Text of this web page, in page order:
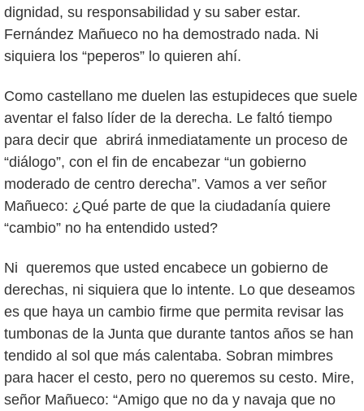
dignidad, su responsabilidad y su saber estar.
Fernández Mañueco no ha demostrado nada. Ni
siquiera los “peperos” lo quieren ahí.
Como castellano me duelen las estupideces que suele
aventar el falso líder de la derecha. Le faltó tiempo
para decir que abrirá inmediatamente un proceso de
“diálogo”, con el fin de encabezar “un gobierno
moderado de centro derecha”. Vamos a ver señor
Mañueco: ¿Qué parte de que la ciudadanía quiere
“cambio” no ha entendido usted?
Ni queremos que usted encabece un gobierno de
derechas, ni siquiera que lo intente. Lo que deseamos
es que haya un cambio firme que permita revisar las
tumbonas de la Junta que durante tantos años se han
tendido al sol que más calentaba. Sobran mimbres
para hacer el cesto, pero no queremos su cesto. Mire,
señor Mañueco: “Amigo que no da y navaja que no